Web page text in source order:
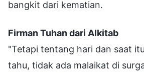
bangkit dari kematian.
Firman Tuhan dari Alkitab
"Tetapi tentang hari dan saat
tahu, tidak ada malaikat di